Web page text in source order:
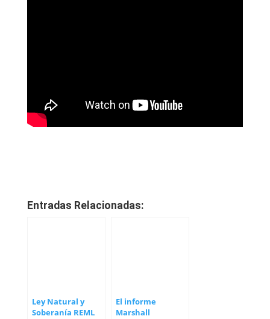
Entradas Relacionadas:
Ley Natural y
Soberanía REML
El informe
Marshall